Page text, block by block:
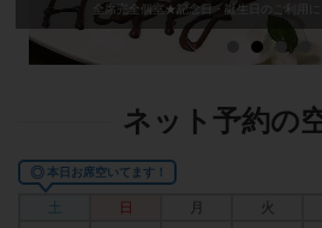
全席完全個室★記念日・誕生日のご利用に
ネット予約の
◎本日お席空いてます！
土 日 火